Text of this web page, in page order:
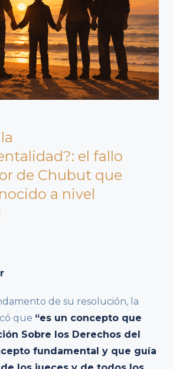
el fallo
de Chubut que
a nivel
de su resolución, la
que “es un concepto que
Sobre los Derechos del
fundamental y que guía